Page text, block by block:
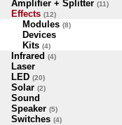
Amplifier + Splitter (11)
Effects (12)
Modules (8)
Devices
Kits (4)
Infrared (4)
Laser
LED (20)
Solar (2)
Sound
Speaker (5)
Switches (4)